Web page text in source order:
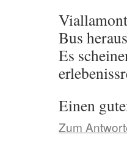
Bus
Es
Einen
Zum